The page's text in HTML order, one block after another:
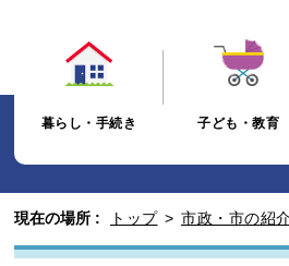
暮らし・手続き 子ども・教育
現在の場所 : トップ > 市政・市の紹